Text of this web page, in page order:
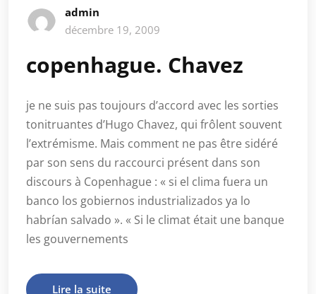
admin
décembre 19, 2009
copenhague. Chavez
je ne suis pas toujours d’accord avec les sorties
tonitruantes d’Hugo Chavez, qui frôlent souvent
l’extrémisme. Mais comment ne pas être sidéré
par son sens du raccourci présent dans son
discours à Copenhague : « si el clima fuera un
banco los gobiernos industrializados ya lo
habrían salvado ». « Si le climat était une banque
les gouvernements
Lire la suite